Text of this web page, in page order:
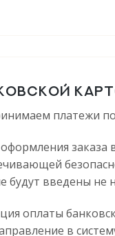
платежи по
заказа
будут введены не
оплаты
в